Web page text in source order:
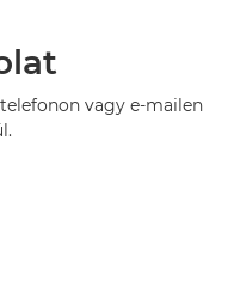
vagy e-mailen